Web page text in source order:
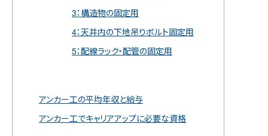
3：構造物の固定用
4：天井内の下地吊りボルト固定用
5：配線ラック・配管の固定用
アンカー工の平均年収と給与
アンカー工でキャリアアップに必要な資格